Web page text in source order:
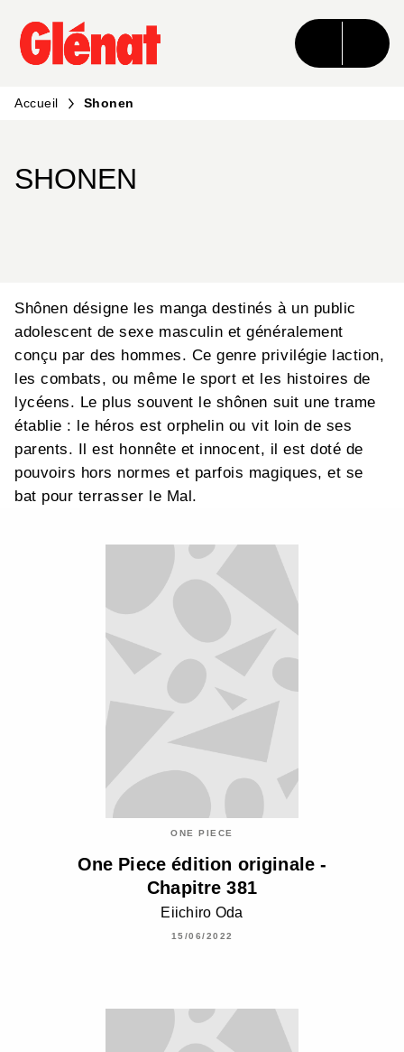
MENU RECHERCHE CONTENU
PIED DE PAGE
Accueil Shonen
SHONEN
Shônen désigne les manga destinés à un public
adolescent de sexe masculin et généralement
conçu par des hommes. Ce genre privilégie laction,
les combats, ou même le sport et les histoires de
lycéens. Le plus souvent le shônen suit une trame
établie : le héros est orphelin ou vit loin de ses
parents. Il est honnête et innocent, il est doté de
pouvoirs hors normes et parfois magiques, et se
bat pour terrasser le Mal.
ONE PIECE
One Piece édition originale -
Chapitre 381
Eiichiro Oda
15/06/2022